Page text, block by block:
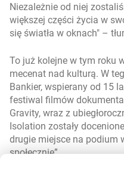
Niezależnie od niej
większej części życia w
się światła w oknach –
To już kolejne w tym roku
mecenat nad kulturą. W
Bankier, wspierany od 15
festiwal filmów
Gravity, wraz z
Isolation zostały
drugie miejsce na podium
społecznie”.